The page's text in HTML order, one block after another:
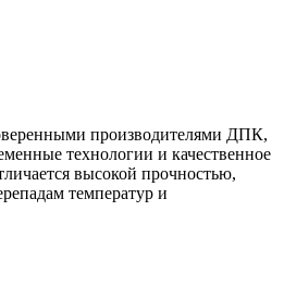
производителями ДПК,
технологии и качественное
высокой прочностью,
температур и